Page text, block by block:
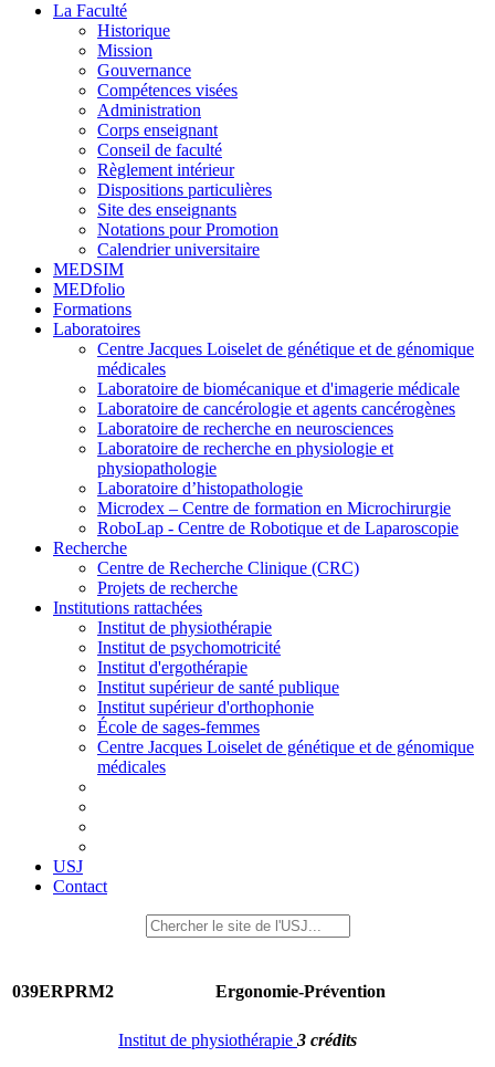
La Faculté
Historique
Mission
Gouvernance
Compétences visées
Administration
Corps enseignant
Conseil de faculté
Règlement intérieur
Dispositions particulières
Site des enseignants
Notations pour Promotion
Calendrier universitaire
MEDSIM
MEDfolio
Formations
Laboratoires
Centre Jacques Loiselet de génétique et de génomique
médicales
Laboratoire de biomécanique et d'imagerie médicale
Laboratoire de cancérologie et agents cancérogènes
Laboratoire de recherche en neurosciences
Laboratoire de recherche en physiologie et
physiopathologie
Laboratoire d’histopathologie
Microdex – Centre de formation en Microchirurgie
RoboLap - Centre de Robotique et de Laparoscopie
Recherche
Centre de Recherche Clinique (CRC)
Projets de recherche
Institutions rattachées
Institut de physiothérapie
Institut de psychomotricité
Institut d'ergothérapie
Institut supérieur de santé publique
Institut supérieur d'orthophonie
École de sages-femmes
Centre Jacques Loiselet de génétique et de génomique
médicales
USJ
Contact
039ERPRM2 Ergonomie-Prévention
Institut de physiothérapie 3 crédits